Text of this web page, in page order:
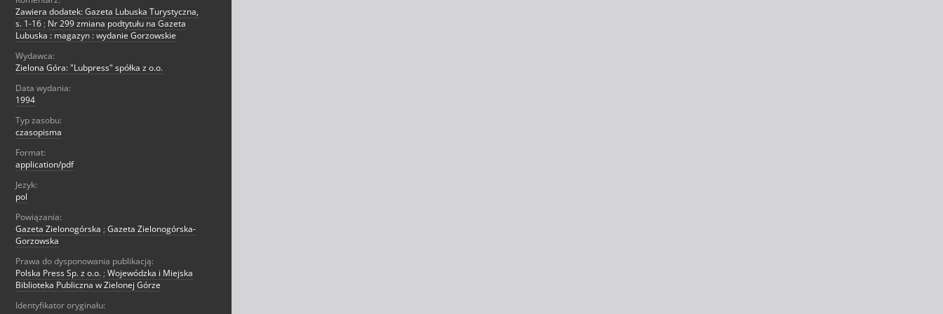
Zawiera dodatek: Gazeta Lubuska Turystyczna,
s. 1-16 ; Nr 299 zmiana podtytułu na Gazeta
Lubuska : magazyn : wydanie Gorzowskie
Wydawca:
Zielona Góra: "Lubpress" spółka z o.o.
Data wydania:
1994
Typ zasobu:
czasopisma
Format:
application/pdf
Jezyk:
pol
Powiązania:
Gazeta Zielonogórska ; Gazeta Zielonogórska-
Gorzowska
Prawa do dysponowania publikacją:
Polska Press Sp. z o.o. ; Wojewódzka i Miejska
Biblioteka Publiczna w Zielonej Górze
Identyfikator oryginału: